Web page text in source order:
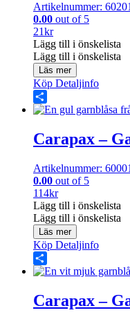
Artikelnummer: 60201
0.00 out of 5
21kr
Lägg till i önskelista
Lägg till i önskelista
Läs mer
Köp Detaljinfo
Share
Carapax –
Artikelnummer: 60001
0.00 out of 5
114kr
Lägg till i önskelista
Lägg till i önskelista
Läs mer
Köp Detaljinfo
Share
Carapax –